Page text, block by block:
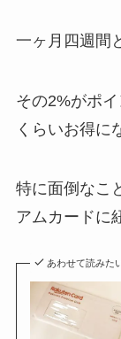
一ヶ月四週間
その2%がポ
くらいお得に
特に面倒なこ
アムカードに
あわせて読みた